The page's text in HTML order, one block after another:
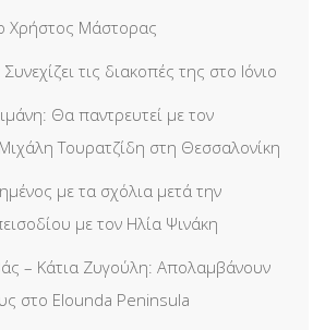
Χρήστος Μάστορας
τις διακοπές της στο Ιόνιο
Θα παντρευτεί με τον
Τουρατζίδη στη Θεσσαλονίκη
με τα σχόλια μετά την
με τον Ηλία Ψινάκη
– Κάτια Ζυγούλη: Απολαμβάνουν
στο Elounda Peninsula